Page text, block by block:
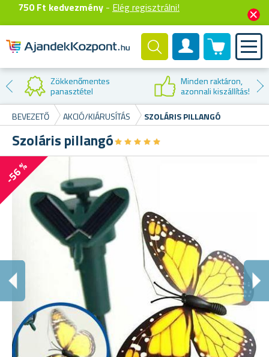
750 Ft kedvezmény - Elég regisztrálni!
Felhasználók fiók
0 termék
Kedvezmény az
első vásárláskor
BEVEZETŐ AKCIÓ/KIÁRUSÍTÁS SZOLÁRIS PILLANGÓ
Szoláris pillangó★★★★★
★★★★★
-56 %